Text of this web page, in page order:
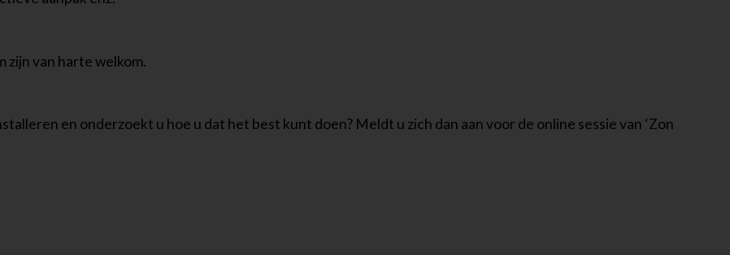
zijn van harte welkom.
en onderzoekt u hoe u dat het best kunt doen? Meldt u zich dan aan voor de online sessie van ‘Zon